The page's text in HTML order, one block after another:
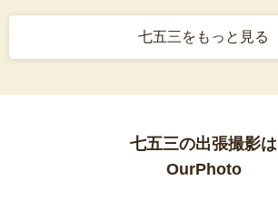
七五三をもっと見る
七五三の出張撮影は
OurPhoto